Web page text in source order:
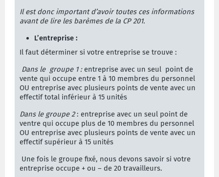
Il est donc important d’avoir toutes ces informations
avant de lire les barèmes de la CP 201.
L’entreprise :
Il faut déterminer si votre entreprise se trouve :
Dans le groupe 1 :entreprise avec un seul point de
vente qui occupe entre 1 à 10 membres du personnel
OU entreprise avec plusieurs points de vente avec un
effectif total inférieur à 15 unités
Dans le groupe 2: entreprise avec un seul point de
ventre qui occupe plus de 10 membres du personnel
OU entreprise avec plusieurs points de vente avec un
effectif supérieur à 15 unités
Une fois le groupe fixé, nous devons savoir si votre
entreprise occupe + ou – de 20 travailleurs.